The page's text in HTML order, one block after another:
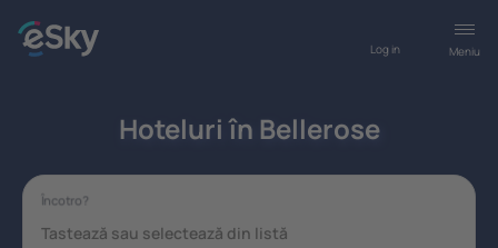
Meniu
Log in
Hoteluri în Bellerose